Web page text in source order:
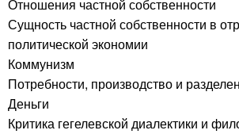
Отношения частной собственности
Сущность частной собственности в
политической экономии
Коммунизм
Потребности, производство и
Деньги
Критика гегелевской диалектики и